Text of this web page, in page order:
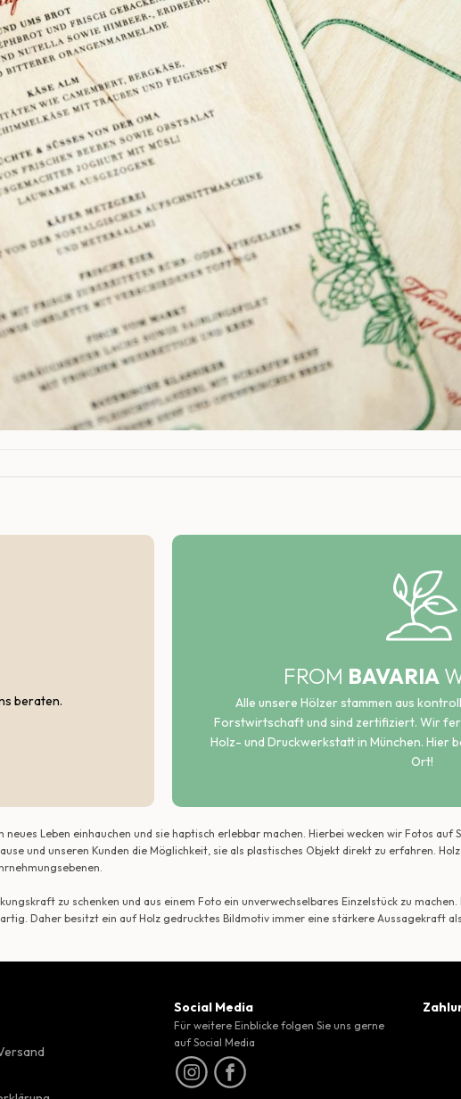
beraten.
FROM BAVARIA
Alle unsere Hölzer stammen aus
Forstwirtschaft und sind zertifiziert. Wir
Holz- und Druckwerkstatt in München. Hier
Ort!
Leben einhauchen und sie haptisch erlebbar machen. Hierbei wecken wir Fotos auf
und unseren Kunden die Möglichkeit, sie als plastisches Objekt direkt zu erfahren.
zu schenken und aus einem Foto ein unverwechselbares Einzelstück zu
Daher besitzt ein auf Holz gedrucktes Bildmotiv immer eine stärkere Aussagekraft
Social Media
Für weitere Einblicke folgen Sie uns gerne
auf Social Media